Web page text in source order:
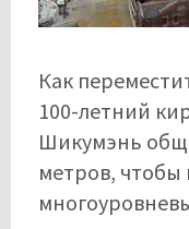
Как
100-летний
Шикумэнь
метров,